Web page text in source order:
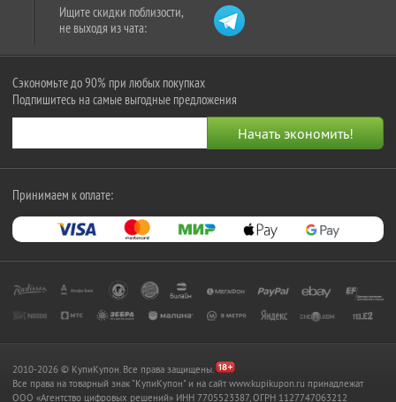
Ищите скидки поблизости,
не выходя из чата:
Сэкономьте до 90% при любых покупках
Подпишитесь на самые выгодные предложения
Принимаем к оплате:
2010-2026 © КупиКупон. Все права защищены.
Все права на товарный знак "КупиКупон" и на сайт www.kupikupon.ru принадлежат
OOO «Агентство цифровых решений» ИНН 7705523387, ОГРН 1127747063212